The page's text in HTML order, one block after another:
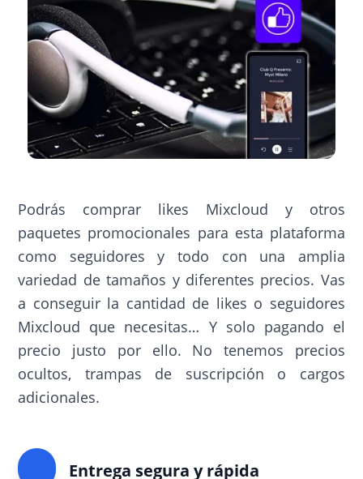
Podrás comprar likes Mixcloud y otros
paquetes promocionales para esta plataforma
como seguidores y todo con una amplia
variedad de tamaños y diferentes precios. Vas
a conseguir la cantidad de likes o seguidores
Mixcloud que necesitas… Y solo pagando el
precio justo por ello. No tenemos precios
ocultos, trampas de suscripción o cargos
adicionales.
Entrega segura y rápida